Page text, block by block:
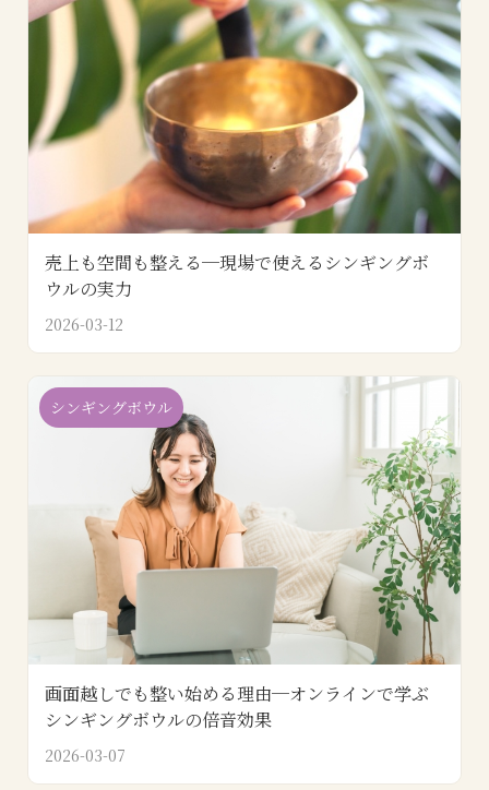
売上も空間も整える─現場で使えるシンギングボ
ウルの実力
2026-03-12
シンギングボウル
画面越しでも整い始める理由─オンラインで学ぶ
シンギングボウルの倍音効果
2026-03-07